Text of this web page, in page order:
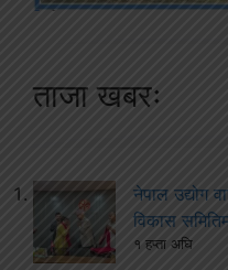
ताजा खबरः
नेपाल उद्योग
विकास
१ हप्ता अघि